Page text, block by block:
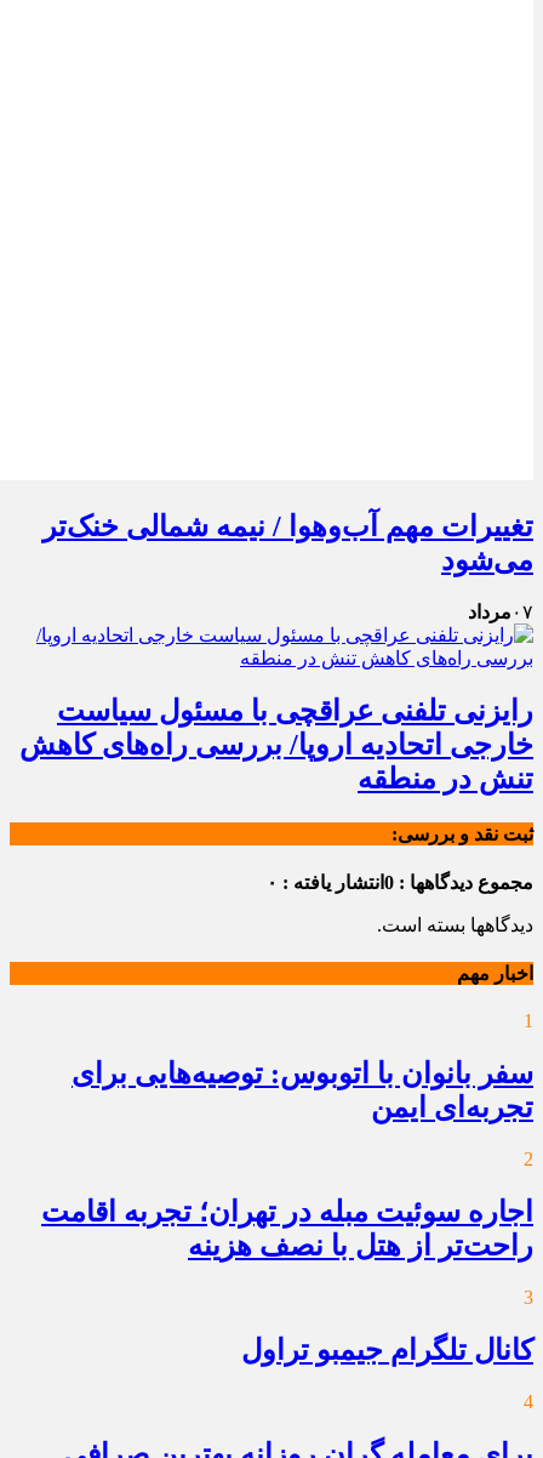
تغییرات مهم آب‌وهوا / نیمه شمالی خنک‌تر
می‌شود
۰۷ مرداد
رایزنی تلفنی عراقچی با مسئول سیاست
خارجی اتحادیه اروپا/ بررسی راه‌های کاهش
تنش در منطقه
ثبت نقد و بررسی:
مجموع دیدگاهها : 0 انتشار یافته : ۰
دیدگاهها بسته است.
اخبار مهم
1
سفر بانوان با اتوبوس: توصیه‌هایی برای
تجربه‌ای ایمن
2
اجاره سوئیت مبله در تهران؛ تجربه اقامت
راحت‌تر از هتل با نصف هزینه
3
کانال تلگرام جیمبو تراول
4